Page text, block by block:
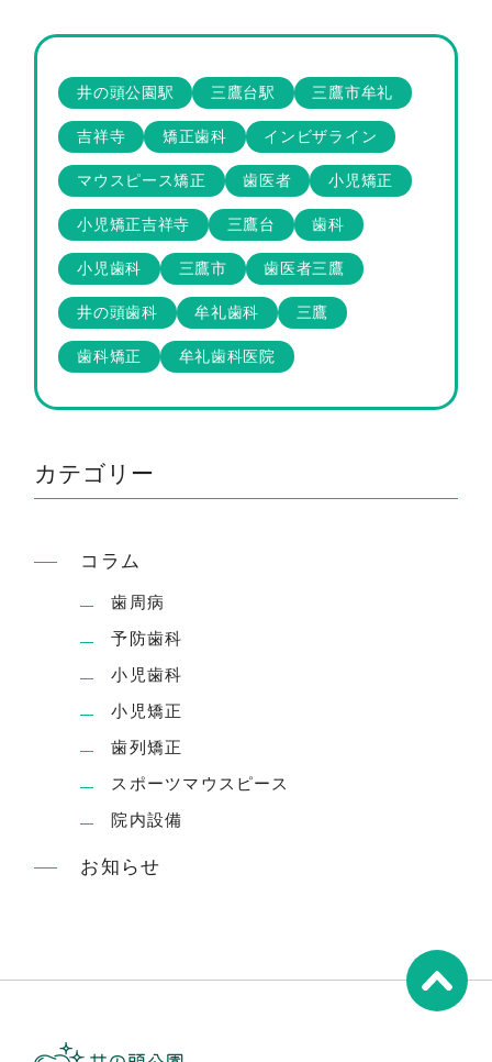
井の頭公園駅 三鷹台駅 三鷹市牟礼
吉祥寺 矯正歯科 インビザライン
マウスピース矯正 歯医者 小児矯正
小児矯正吉祥寺 三鷹台 歯科
小児歯科 三鷹市 歯医者三鷹
井の頭歯科 牟礼歯科 三鷹
歯科矯正 牟礼歯科医院
カテゴリー
コラム
歯周病
予防歯科
小児歯科
小児矯正
歯列矯正
スポーツマウスピース
院内設備
お知らせ